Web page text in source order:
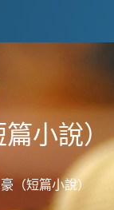
小說）
（短篇小說）